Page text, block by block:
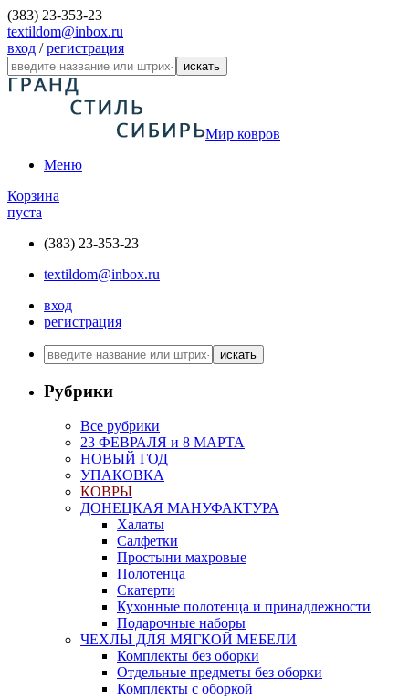
(383) 23-353-23
textildom@inbox.ru
вход /регистрация
искать
Мир ковров
Меню
Корзина
пуста
(383) 23-353-23
textildom@inbox.ru
вход
регистрация
искать
Рубрики
Все рубрики
23 ФЕВРАЛЯ и 8 МАРТА
НОВЫЙ ГОД
УПАКОВКА
КОВРЫ
ДОНЕЦКАЯ МАНУФАКТУРА
Халаты
Салфетки
Простыни махровые
Полотенца
Скатерти
Кухонные полотенца и принадлежности
Подарочные наборы
ЧЕХЛЫ ДЛЯ МЯГКОЙ МЕБЕЛИ
Комплекты без оборки
Отдельные предметы без оборки
Комплекты с оборкой